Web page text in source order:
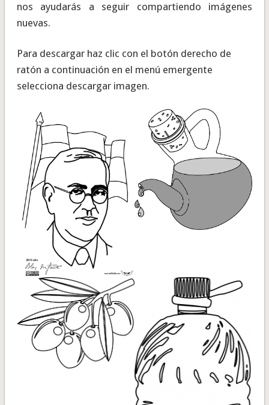
nos ayudarás a seguir compartiendo imágenes
nuevas.
Para descargar haz clic con el botón derecho de
ratón a continuación en el menú emergente
selecciona descargar imagen.